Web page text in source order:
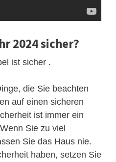
2024 sicher?
ist sicher .
die Sie beachten
auf einen sicheren
ist immer ein
Sie zu viel
Sie das Haus nie.
haben, setzen Sie